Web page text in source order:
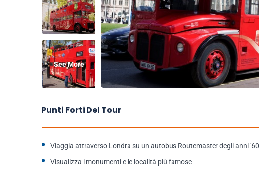
See More
Punti Forti Del Tour
Viaggia attraverso Londra su un autobus Routemaster degli anni '60
Visualizza i monumenti e le località più famose